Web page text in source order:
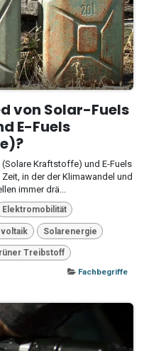
von Solar-Fuels
E-Fuels
Kraftstoffe) und E-Fuels
in der der Klimawandel und
immer drä...
Elektromobilität
Solarenergie
Treibstoff
Fachbegriffe